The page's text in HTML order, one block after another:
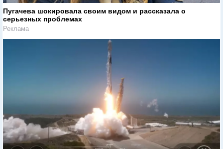
Пугачева шокировала своим видом и рассказала о
серьезных проблемах
Реклама